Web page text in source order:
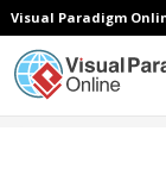
Visual Paradigm